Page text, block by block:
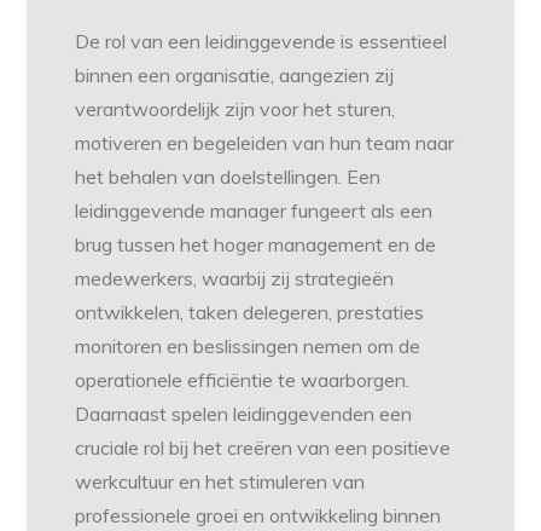
De rol van een leidinggevende is essentieel
binnen een organisatie, aangezien zij
verantwoordelijk zijn voor het sturen,
motiveren en begeleiden van hun team naar
het behalen van doelstellingen. Een
leidinggevende manager fungeert als een
brug tussen het hoger management en de
medewerkers, waarbij zij strategieën
ontwikkelen, taken delegeren, prestaties
monitoren en beslissingen nemen om de
operationele efficiëntie te waarborgen.
Daarnaast spelen leidinggevenden een
cruciale rol bij het creëren van een positieve
werkcultuur en het stimuleren van
professionele groei en ontwikkeling binnen